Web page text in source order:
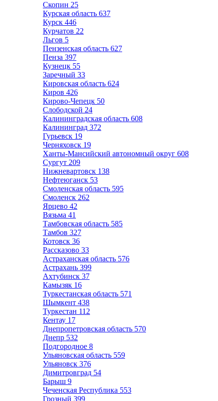
Скопин 25
Курская область 637
Курск 446
Курчатов 22
Льгов 5
Пензенская область 627
Пенза 397
Кузнецк 55
Заречный 33
Кировская область 624
Киров 426
Кирово-Чепецк 50
Слободской 24
Калининградская область 608
Калининград 372
Гурьевск 19
Черняховск 19
Ханты-Мансийский автономный округ 608
Сургут 209
Нижневартовск 138
Нефтеюганск 53
Смоленская область 595
Смоленск 262
Ярцево 42
Вязьма 41
Тамбовская область 585
Тамбов 327
Котовск 36
Рассказово 33
Астраханская область 576
Астрахань 399
Ахтубинск 37
Камызяк 16
Туркестанская область 571
Шымкент 438
Туркестан 112
Кентау 17
Днепропетровская область 570
Днепр 532
Подгородное 8
Ульяновская область 559
Ульяновск 376
Димитровград 54
Барыш 9
Чеченская Республика 553
Грозный 399